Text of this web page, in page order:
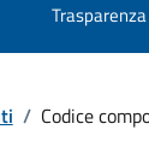
/ Codice